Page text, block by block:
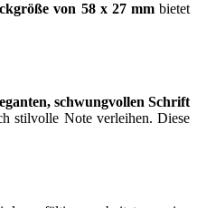
von 58 x 27 mmbietet
schwungvollen Schrift
stilvolle Note verleihen. Diese